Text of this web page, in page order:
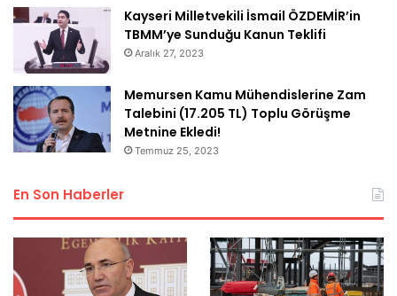
Kayseri Milletvekili İsmail ÖZDEMİR’in
TBMM’ye Sunduğu Kanun Teklifi
Aralık 27, 2023
Memursen Kamu Mühendislerine Zam
Talebini (17.205 TL) Toplu Görüşme
Metnine Ekledi!
Temmuz 25, 2023
En Son Haberler